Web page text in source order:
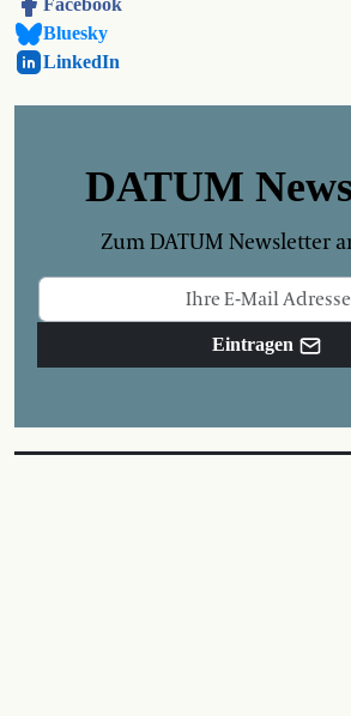
Facebook
Bluesky
LinkedIn
DATUM
Zum DATUM Newsletter
Eintragen